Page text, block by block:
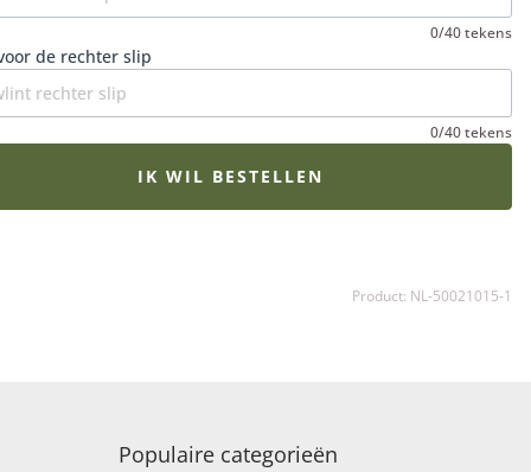
periode.
0/40 tekens
de rechter slip
0/40 tekens
IK WIL BESTELLEN
Product: NL-50021015-1
Populaire categorieën